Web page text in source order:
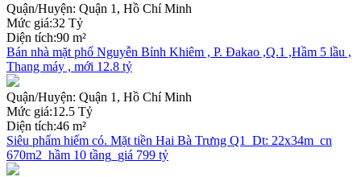
Quận/Huyện: Quận 1, Hồ Chí Minh
Mức giá:32 Tỷ
Diện tích:90 m²
Bán nhà mặt phố Nguyễn Bỉnh Khiêm , P. Đakao ,Q.1 ,Hầm 5 lầu ,
Thang máy , mới 12.8 tỷ
Quận/Huyện: Quận 1, Hồ Chí Minh
Mức giá:12.5 Tỷ
Diện tích:46 m²
Siêu phẩm hiếm có. Mặt tiền Hai Bà Trưng Q1_Dt: 22x34m_cn
670m2_hầm 10 tầng_giá 799 tỷ